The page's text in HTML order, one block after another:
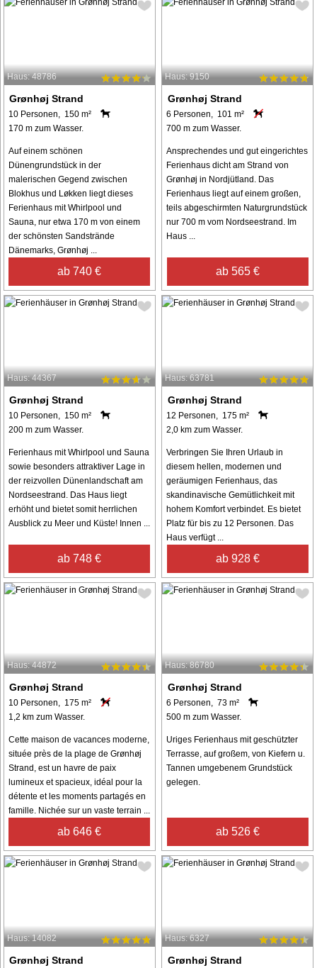
Haus: 48786
Grønhøj Strand
10 Personen, 150 m²
170 m zum Wasser.
Auf einem schönen
Dünengrundstück in der
malerischen Gegend zwischen
Blokhus und Løkken liegt dieses
Ferienhaus mit Whirlpool und
Sauna, nur etwa 170 m von einem
der schönsten Sandstrände
Dänemarks, Grønhøj ...
ab 740 €
Haus: 9150
Grønhøj Strand
6 Personen, 101 m²
700 m zum Wasser.
Ansprechendes und gut eingerichtes
Ferienhaus dicht am Strand von
Grønhøj in Nordjütland. Das
Ferienhaus liegt auf einem großen,
teils abgeschirmten Naturgrundstück
nur 700 m vom Nordseestrand. Im
Haus ...
ab 565 €
Haus: 44367
Grønhøj Strand
10 Personen, 150 m²
200 m zum Wasser.
Ferienhaus mit Whirlpool und Sauna
sowie besonders attraktiver Lage in
der reizvollen Dünenlandschaft am
Nordseestrand. Das Haus liegt
erhöht und bietet somit herrlichen
Ausblick zu Meer und Küste! Innen ...
ab 748 €
Haus: 63781
Grønhøj Strand
12 Personen, 175 m²
2,0 km zum Wasser.
Verbringen Sie Ihren Urlaub in
diesem hellen, modernen und
geräumigen Ferienhaus, das
skandinavische Gemütlichkeit mit
hohem Komfort verbindet. Es bietet
Platz für bis zu 12 Personen. Das
Haus verfügt ...
ab 928 €
Haus: 44872
Grønhøj Strand
10 Personen, 175 m²
1,2 km zum Wasser.
Cette maison de vacances moderne,
située près de la plage de Grønhøj
Strand, est un havre de paix
lumineux et spacieux, idéal pour la
détente et les moments partagés en
famille. Nichée sur un vaste terrain ...
ab 646 €
Haus: 86780
Grønhøj Strand
6 Personen, 73 m²
500 m zum Wasser.
Uriges Ferienhaus mit geschützter
Terrasse, auf großem, von Kiefern u.
Tannen umgebenem Grundstück
gelegen.
ab 526 €
Haus: 14082
Grønhøj Strand
Haus: 6327
Grønhøj Strand